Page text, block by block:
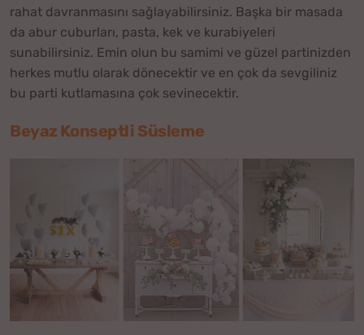
rahat davranmasını sağlayabilirsiniz. Başka bir masada
da abur cuburları, pasta, kek ve kurabiyeleri
sunabilirsiniz. Emin olun bu samimi ve güzel partinizden
herkes mutlu olarak dönecektir ve en çok da sevgiliniz
bu parti kutlamasına çok sevinecektir.
Beyaz Konseptli Süsleme